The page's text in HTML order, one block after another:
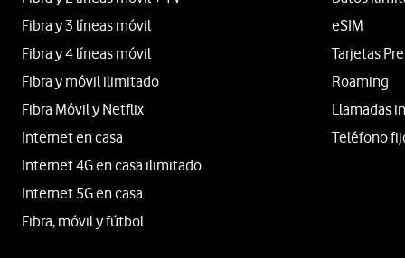
Fibra y 3 líneas móvil
Fibra y 4 líneas móvil
Fibra y móvil ilimitado
Fibra Móvil y Netflix
Internet en casa
Internet 4G en casa ilimitado
Internet 5G en casa
Fibra, móvil y fútbol
eSIM
Tarjetas
Roaming
Llamadas
Teléfono